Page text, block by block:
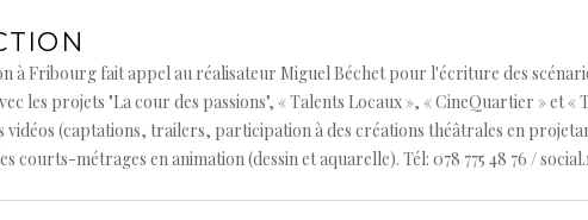
à Fribourg fait appel au réalisateur Miguel Béchet pour l'écriture des
les projets "La cour des passions", « Talents Locaux », « CineQuartier » et
(captations, trailers, participation à des créations théâtrales en
courts-métrages en animation (dessin et aquarelle). Tél: 078 775 48 76 /